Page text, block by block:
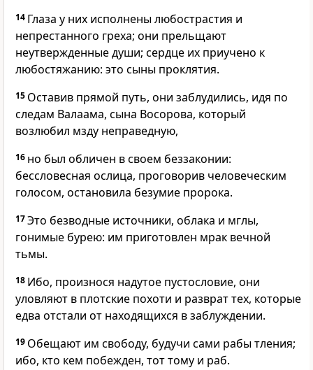
14 Глаза у них исполнены любострастия и
непрестанного греха; они прельщают
неутвержденные души; сердце их приучено к
любостяжанию: это сыны проклятия.
15 Оставив прямой путь, они заблудились, идя по
следам Валаама, сына Восорова, который
возлюбил мзду неправедную,
16 но был обличен в своем беззаконии:
бессловесная ослица, проговорив человеческим
голосом, остановила безумие пророка.
17Это безводные источники, облака и мглы,
гонимые бурею: им приготовлен мрак вечной
тьмы.
18 Ибо, произнося надутое пустословие, они
уловляют в плотские похоти и разврат тех, которые
едва отстали от находящихся в заблуждении.
19 Обещают им свободу, будучи сами рабы тления;
ибо, кто кем побежден, тот тому и раб.